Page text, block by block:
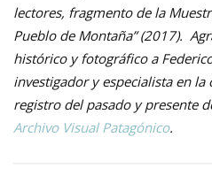
lectores, fragmento de la
Pueblo de Montaña” (2017).
histórico y fotográfico a
investigador y especialista en
registro del pasado y presente
Archivo Visual Patagónico.